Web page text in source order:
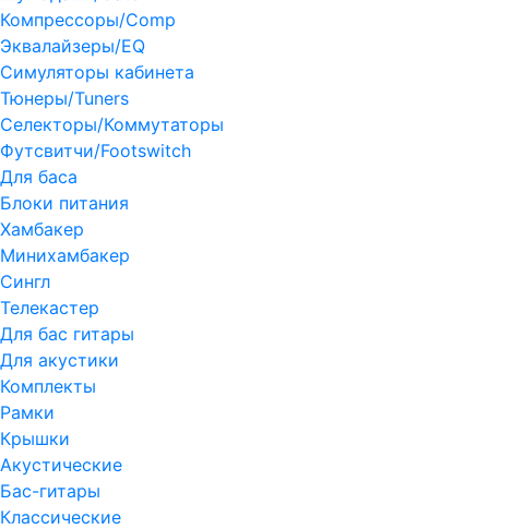
Компрессоры/Comp
Эквалайзеры/EQ
Симуляторы кабинета
Тюнеры/Tuners
Селекторы/Коммутаторы
Футсвитчи/Footswitch
Для баса
Блоки питания
Хамбакер
Минихамбакер
Сингл
Телекастер
Для бас гитары
Для акустики
Комплекты
Рамки
Крышки
Акустические
Бас-гитары
Классические